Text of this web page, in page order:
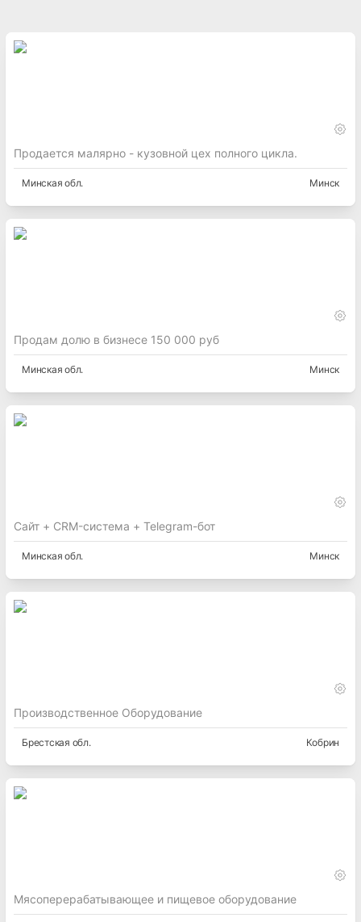
Продается малярно - кузовной цех полного цикла.
Минская обл. Минск
Продам долю в бизнесе 150 000 руб
Минская обл. Минск
Сайт + CRM-система + Telegram-бот
Минская обл. Минск
Производственное Оборудование
Брестская обл. Кобрин
Мясоперерабатывающее и пищевое оборудование